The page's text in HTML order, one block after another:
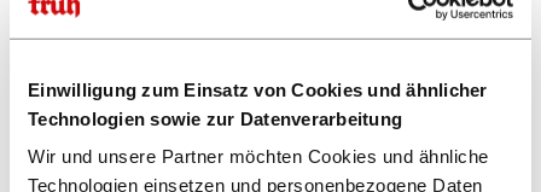
Einwilligung zum Einsatz von Cookies und ähnlicher
Technologien sowie zur Datenverarbeitung
Wir und unsere Partner möchten Cookies und ähnliche
Technologien einsetzen und personenbezogene Daten
konstante Qualität
In der neuen Großküche entstehen täglich rund 10.000 Speisen –
frisch, handwerklich und auf Basis einheitlicher Rezepturen. Dazu